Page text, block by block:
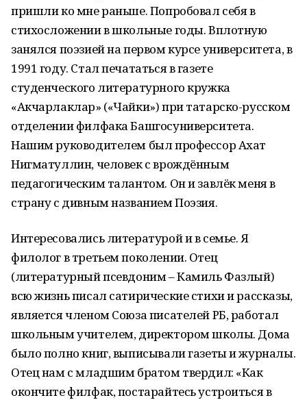
пришли ко мне раньше. Попробовал себя в
стихосложении в школьные годы. Вплотную
занялся поэзией на первом курсе университета, в
1991 году. Стал печататься в газете
студенческого литературного кружка
«Акчарлаклар» («Чайки») при татарско-русском
отделении филфака Башгосуниверситета.
Нашим руководителем был профессор Ахат
Нигматуллин, человек с врождённым
педагогическим талантом. Он и завлёк меня в
страну с дивным названием Поэзия.
Интересовались литературой и в семье. Я
филолог в третьем поколении. Отец
(литературный псевдоним – Камиль Фазлый)
всю жизнь писал сатирические стихи и рассказы,
является членом Союза писателей РБ, работал
школьным учителем, директором школы. Дома
было полно книг, выписывали газеты и журналы.
Отец нам с младшим братом твердил: «Как
окончите филфак, постарайтесь устроиться в